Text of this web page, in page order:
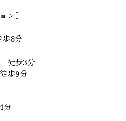
ン］
8分
徒歩3分
歩9分
分